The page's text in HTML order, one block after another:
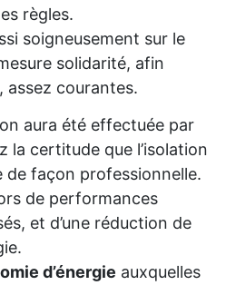
règles.
soigneusement sur le
solidarité, afin
assez courantes.
aura été effectuée par
la certitude que l’isolation
façon professionnelle.
de performances
et d’une réduction de
d’énergie auxquelles